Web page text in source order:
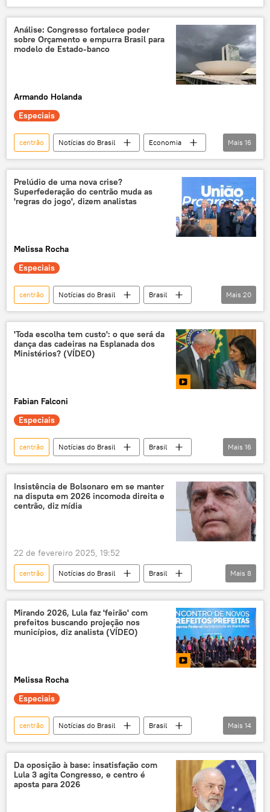
Jair Bolsonaro
Eduardo Bolsonaro
Michelle Bolsonaro
Rio de Janeiro
Estados Unidos
PL
Câmara dos Deputados
Luiz Inácio Lula da Silva
Análise: Congresso fortalece poder
sobre Orçamento e empurra Brasil para
modelo de Estado-banco
Armando Holanda
Especiais
centrão Notícias do Brasil
Economia
Luiz Inácio Lula da Silva
Hugo Motta
Brasil
Congresso Nacional
exclusiva
Clarisse Gurgel
IOF
imposto
emendas parlamentares
orçamento público
Mais 16
Prelúdio de uma nova crise?
Superfederação do centrão muda as
'regras do jogo', dizem analistas
Melissa Rocha
Especiais
centrão Notícias do Brasil
Brasil
Dilma Rousseff
Jair Bolsonaro
Goiás
União Brasil
Congresso
Luiz Inácio Lula da Silva
Michel Temer
Progressistas
Supremo Tribunal Federal (STF)
Congresso Nacional
Câmara dos Deputados
deputados
Poder Executivo
Poder Legislativo
Mais 20
'Toda escolha tem custo': o que será da
dança das cadeiras na Esplanada dos
Ministérios? (VÍDEO)
Fabian Falconi
Especiais
centrão Notícias do Brasil
Brasil
Ministério da Saúde
PT
exclusiva
Nísia Trindade
Alexandre Padilha
Ministério das Relações Institucionais
Congresso Nacional
Luiz Inácio Lula da Silva
ministros
Gleisi Hoffmann
Secretaria-Geral da Presidência da República
Silvio Costa Filho
José Guimarães
Jaques Wagner
Mais 16
Insistência de Bolsonaro em se manter
na disputa em 2026 incomoda direita e
centrão, diz mídia
22 de fevereiro 2025, 19:52
centrão Notícias do Brasil
Brasil
Jair Bolsonaro
Michelle Bolsonaro
Luiz Inácio Lula da Silva
Estados Unidos
Procuradoria-Geral da República (PGR)
Mais 8
Mirando 2026, Lula faz 'feirão' com
prefeitos buscando projeção nos
municípios, diz analista (VÍDEO)
Melissa Rocha
Especiais
centrão Notícias do Brasil
Brasil
Gilberto Kassab
Luiz Inácio Lula da Silva
Partido dos Trabalhadores (PT)
PSD
Palácio do Planalto
Brasília
Mais 14
Da oposição à base: insatisfação com
Lula 3 agita Congresso, e centro é
aposta para 2026